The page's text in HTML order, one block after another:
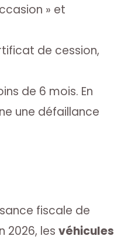
» et
de cession,
de 6 mois. En
une défaillance
fiscale de
2026, les véhicules